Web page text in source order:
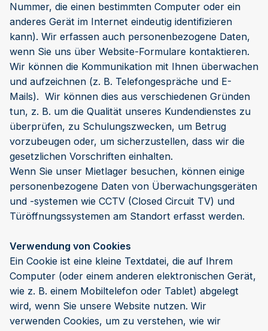
Nummer, die einen bestimmten Computer oder ein
anderes Gerät im Internet eindeutig identifizieren
kann). Wir erfassen auch personenbezogene Daten,
wenn Sie uns über Website-Formulare kontaktieren.
Wir können die Kommunikation mit Ihnen überwachen
und aufzeichnen (z. B. Telefongespräche und E-
Mails). Wir können dies aus verschiedenen Gründen
tun, z. B. um die Qualität unseres Kundendienstes zu
überprüfen, zu Schulungszwecken, um Betrug
vorzubeugen oder, um sicherzustellen, dass wir die
gesetzlichen Vorschriften einhalten.
Wenn Sie unser Mietlager besuchen, können einige
personenbezogene Daten von Überwachungsgeräten
und -systemen wie CCTV (Closed Circuit TV) und
Türöffnungssystemen am Standort erfasst werden.
Verwendung von Cookies
Ein Cookie ist eine kleine Textdatei, die auf Ihrem
Computer (oder einem anderen elektronischen Gerät,
wie z. B. einem Mobiltelefon oder Tablet) abgelegt
wird, wenn Sie unsere Website nutzen. Wir
verwenden Cookies, um zu verstehen, wie wir